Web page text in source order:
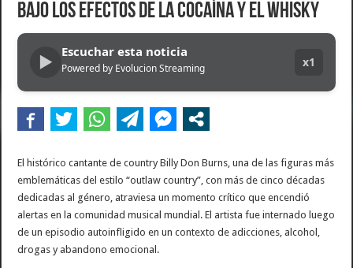
bajo los efectos de la cocaína y el whisky
▶ Escuchar esta noticia
Powered by Evolucion Streaming x1
El histórico cantante de country Billy Don Burns, una de las figuras más
emblemáticas del estilo “outlaw country”, con más de cinco décadas
dedicadas al género, atraviesa un momento crítico que encendió
alertas en la comunidad musical mundial. El artista fue internado luego
de un episodio autoinfligido en un contexto de adicciones, alcohol,
drogas y abandono emocional.